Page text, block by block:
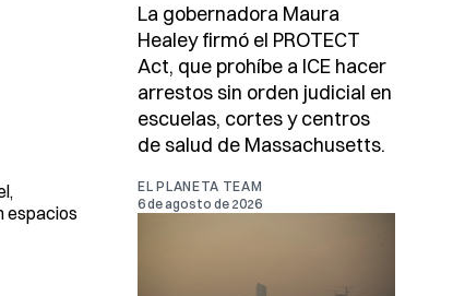
espacios
La gobernadora Maura
Healey firmó el PROTECT
Act, que prohíbe a ICE hacer
arrestos sin orden judicial en
escuelas, cortes y centros
de salud de Massachusetts.
EL PLANETA TEAM
6 de agosto de 2026